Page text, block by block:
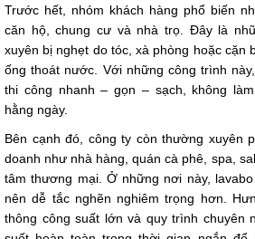
Trước hết, nhóm khách hàng phổ biến
căn hộ, chung cư và nhà trọ. Đây là
xuyên bị nghẹt do tóc, xà phòng hoặc cặn
ống thoát nước. Với những công trình
thi công nhanh – gọn – sạch, không
hằng ngày.
Bên cạnh đó, công ty còn thường xuyên
doanh như nhà hàng, quán cà phê, spa,
tâm thương mại. Ở những nơi này,
nên dễ tắc nghẽn nghiêm trọng hơn.
thông công suất lớn và quy trình chuyên